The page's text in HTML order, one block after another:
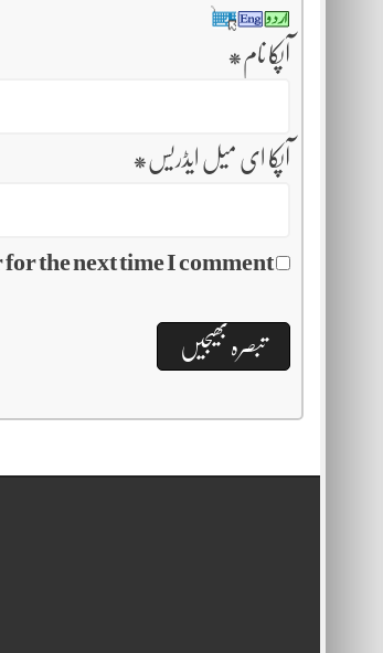
آپکا نام *
آپکا ای میل ایڈریس *
the next time I comment.